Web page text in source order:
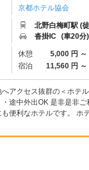
京都ホテル協会
北野白梅町駅 (
沓掛IC (車20分)
休憩 5,000 円 ～
宿泊
11,560 円 ～
アクセス抜群の＜ホテ
途中外出OK 是非是非
便利なホテルです。